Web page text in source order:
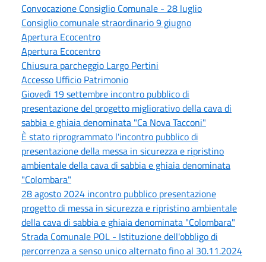
Convocazione Consiglio Comunale - 28 luglio
Consiglio comunale straordinario 9 giugno
Apertura Ecocentro
Apertura Ecocentro
Chiusura parcheggio Largo Pertini
Accesso Ufficio Patrimonio
Giovedì 19 settembre incontro pubblico di
presentazione del progetto migliorativo della cava di
sabbia e ghiaia denominata "Ca Nova Tacconi"
È stato riprogrammato l'incontro pubblico di
presentazione della messa in sicurezza e ripristino
ambientale della cava di sabbia e ghiaia denominata
"Colombara"
28 agosto 2024 incontro pubblico presentazione
progetto di messa in sicurezza e ripristino ambientale
della cava di sabbia e ghiaia denominata "Colombara"
Strada Comunale POL - Istituzione dell'obbligo di
percorrenza a senso unico alternato fino al 30.11.2024